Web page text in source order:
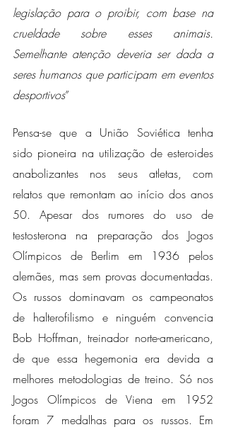
legislação para o proibir, com base na
crueldade sobre esses animais.
Semelhante atenção deveria ser dada a
seres humanos que participam em eventos
desportivos”
Pensa-se que a União Soviética tenha
sido pioneira na utilização de esteroides
anabolizantes nos seus atletas, com
relatos que remontam ao início dos anos
50. Apesar dos rumores do uso de
testosterona na preparação dos Jogos
Olímpicos de Berlim em 1936 pelos
alemães, mas sem provas documentadas.
Os russos dominavam os campeonatos
de halterofilismo e ninguém convencia
Bob Hoffman, treinador norte-americano,
de que essa hegemonia era devida a
melhores metodologias de treino. Só nos
Jogos Olímpicos de Viena em 1952
foram 7 medalhas para os russos. Em